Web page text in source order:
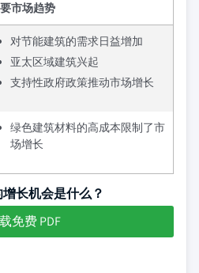
市场趋势
对节能建筑的需求日益增加
亚太区域建筑兴起
支持性政府政策推动市场增长
绿色建筑材料的高成本限制了市
场增长
长机会是什么？
免费 PDF